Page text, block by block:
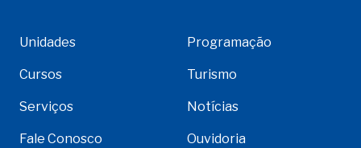
Unidades Programação
Cursos Turismo
Serviços Notícias
Fale Conosco Ouvidoria